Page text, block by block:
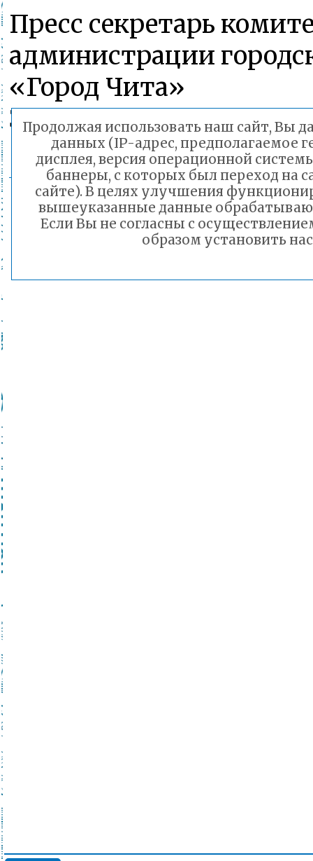
Пресс секретарь
администрации
«Город Чита»
Завьялов Иван
Продолжая использовать наш сайт, Вы
данных (IP-адрес, предполагаемое
дисплея, версия операционной
баннеры, с которых был переход на
сайте). В целях улучшения
вышеуказанные данные
Если Вы не согласны с
образом установить